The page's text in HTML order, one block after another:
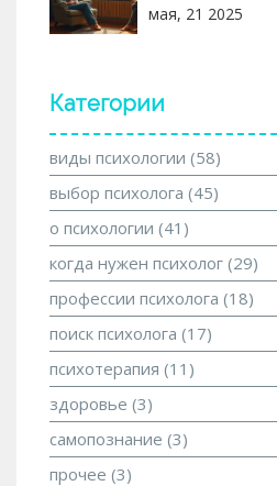
мая, 21 2025
Категории
виды психологии (58)
выбор психолога (45)
о психологии (41)
когда нужен психолог (29)
профессии психолога (18)
поиск психолога (17)
психотерапия (11)
здоровье (3)
самопознание (3)
прочее (3)